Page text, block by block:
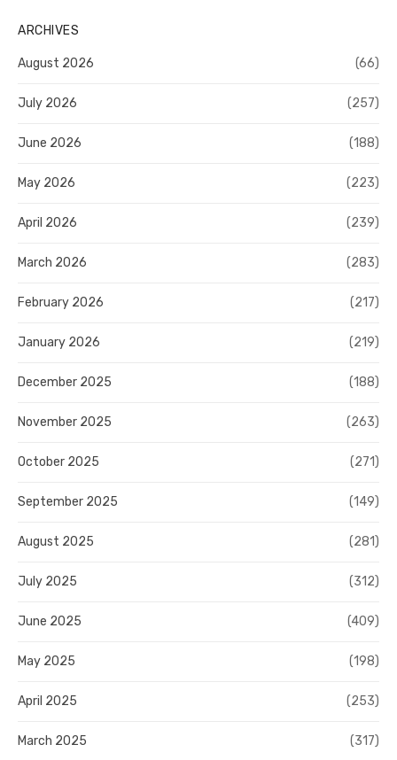
ARCHIVES
August 2026 (66)
July 2026 (257)
June 2026 (188)
May 2026 (223)
April 2026 (239)
March 2026 (283)
February 2026 (217)
January 2026 (219)
December 2025 (188)
November 2025 (263)
October 2025 (271)
September 2025 (149)
August 2025 (281)
July 2025 (312)
June 2025 (409)
May 2025 (198)
April 2025 (253)
March 2025 (317)